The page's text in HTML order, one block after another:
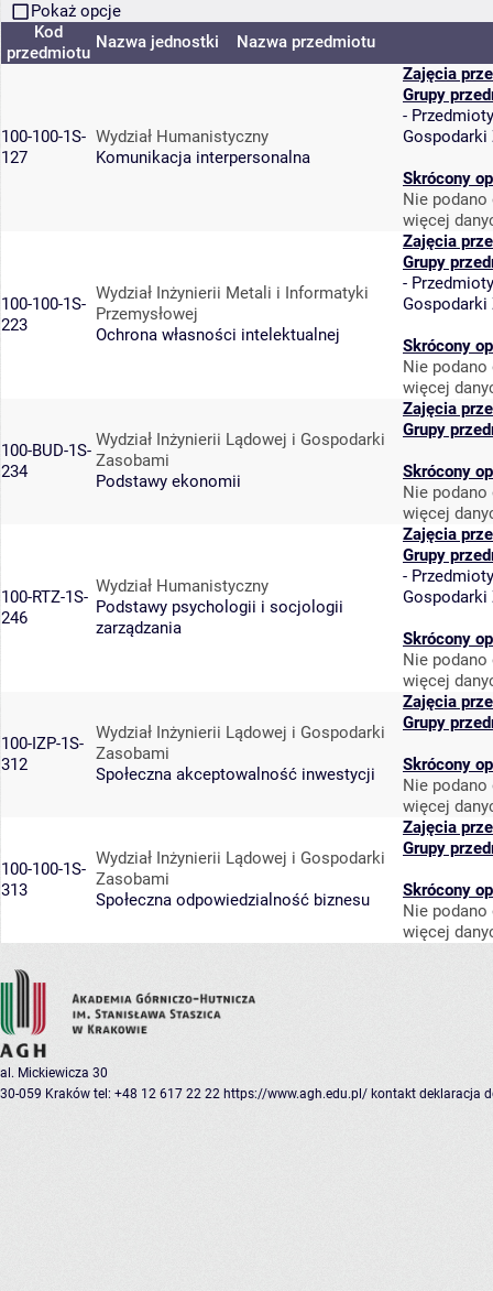
Pokaż opcje
Kod
przedmiotu
Nazwa jednostki Nazwa przedmiotu
100-100-1S-
127
Wydział Humanistyczny
Komunikacja interpersonalna
Zajęcia
Grupy
-
Gospodarki
Skrócony
Nie
więcej
100-100-1S-
223
Wydział Inżynierii Metali i Informatyki
Przemysłowej
Ochrona własności intelektualnej
Zajęcia
Grupy
-
Gospodarki
Skrócony
Nie
więcej
100-BUD-1S-
234
Wydział Inżynierii Lądowej i Gospodarki
Zasobami
Podstawy ekonomii
Zajęcia
Grupy
Skrócony
Nie
więcej
100-RTZ-1S-
246
Wydział Humanistyczny
Podstawy psychologii i socjologii
zarządzania
Zajęcia
Grupy
-
Gospodarki
Skrócony
Nie
więcej
100-IZP-1S-
312
Wydział Inżynierii Lądowej i Gospodarki
Zasobami
Społeczna akceptowalność inwestycji
Zajęcia
Grupy
Skrócony
Nie
więcej
100-100-1S-
313
Wydział Inżynierii Lądowej i Gospodarki
Zasobami
Społeczna odpowiedzialność biznesu
Zajęcia
Grupy
Skrócony
Nie
więcej
al. Mickiewicza 30
30-059 Kraków tel: +48 12 617 22 22 https://www.agh.edu.pl/ kontakt deklaracja